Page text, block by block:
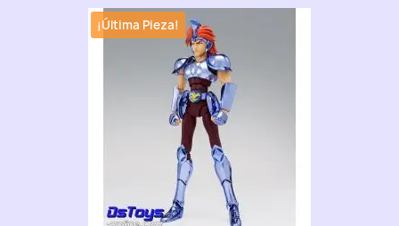
¡Última Pieza!